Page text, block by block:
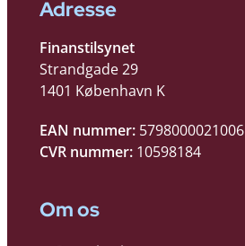
Adresse
Finanstilsynet
Strandgade 29
1401 København K
EAN nummer: 5798000021006
CVR nummer: 10598184
Om os